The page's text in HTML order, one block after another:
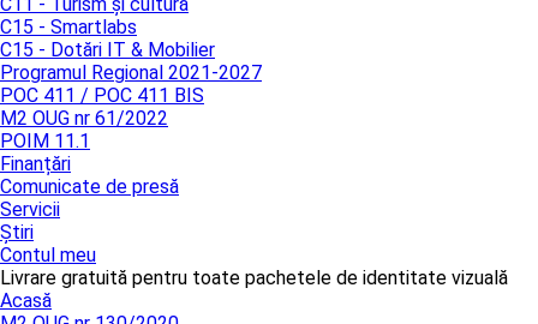
C11 - Turism și cultură
C15 - Smartlabs
C15 - Dotări IT & Mobilier
Programul Regional 2021-2027
POC 411 / POC 411 BIS
M2 OUG nr 61/2022
POIM 11.1
Finanțări
Comunicate de presă
Servicii
Știri
Contul meu
Livrare gratuită pentru toate pachetele de identitate vizuală
Acasă